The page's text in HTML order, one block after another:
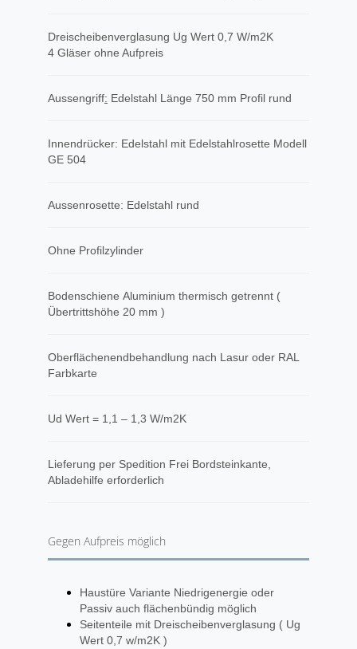
Dreischeibenverglasung Ug Wert 0,7 W/m2K
4 Gläser ohne Aufpreis
Aussengriff​: Edelstahl Länge 750 mm Profil rund
Innendrücker: Edelstahl mit Edelstahlrosette Modell
GE 504
Aussenrosette: Edelstahl rund
Ohne Profilzylinder
Bodenschiene Aluminium thermisch getrennt (
Übertrittshöhe 20 mm )
Oberflächenendbehandlung nach Lasur oder RAL
Farbkarte
Ud Wert = 1,1 – 1,3 W/m2K
​Lieferung per Spedition Frei Bordsteinkante,
Abladehilfe erforderlich
Gegen Aufpreis möglich
Haustüre Variante Niedrigenergie oder
Passiv auch flächenbündig möglich
Seitenteile mit Dreischeibenverglasung ( Ug
Wert 0,7 w/m2K )